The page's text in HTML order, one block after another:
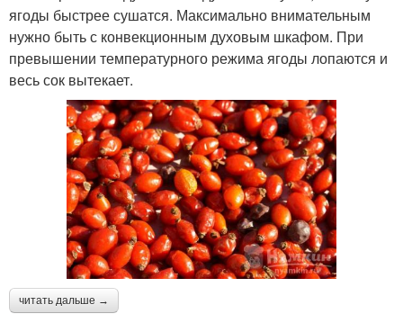
ягоды быстрее сушатся. Максимально внимательным
нужно быть с конвекционным духовым шкафом. При
превышении температурного режима ягоды лопаются и
весь сок вытекает.
читать дальше →